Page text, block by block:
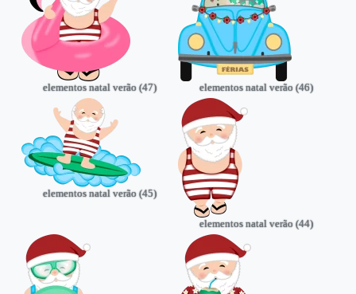
elementos natal verão (47) elementos natal verão (46)
elementos natal verão (45)
elementos natal verão (44)